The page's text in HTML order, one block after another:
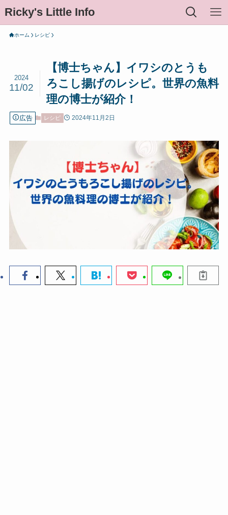
Ricky's Little Info
ホーム レシピ
【博士ちゃん】イワシのとうも
ろこし揚げのレシピ。世界の魚料
理の博士が紹介！
2024
11/02
広告 レシピ 2024年11月2日